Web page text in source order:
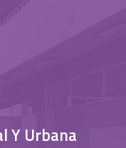
Y Urbana